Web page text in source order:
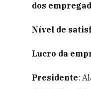
dos
Nível de
Lucro da
Presidente: